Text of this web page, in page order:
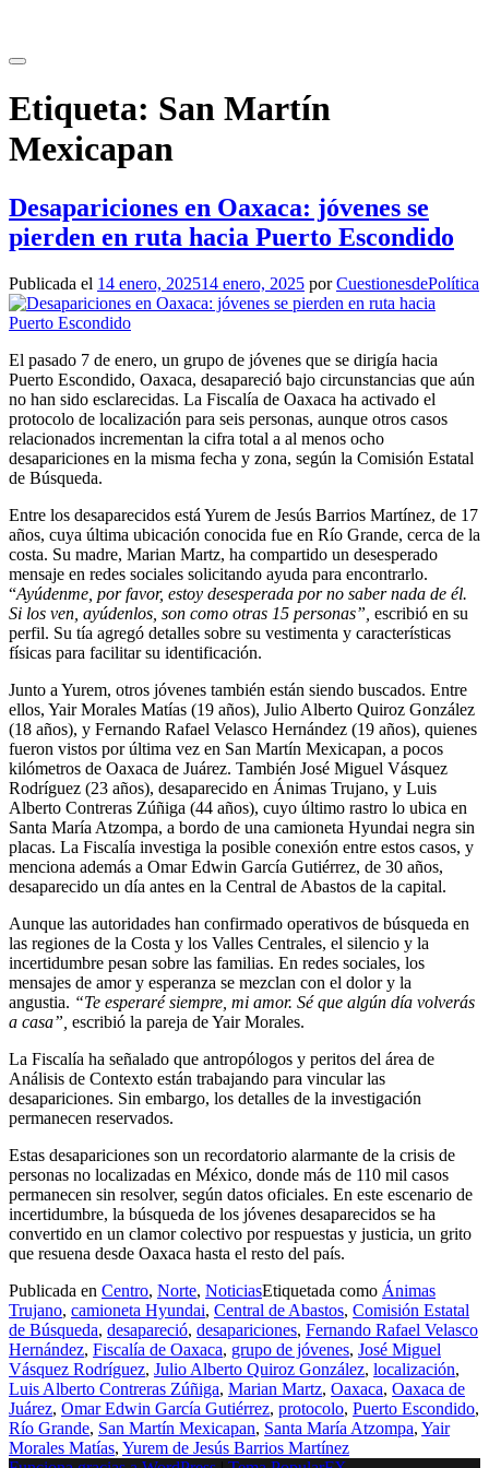
contenido
Etiqueta: San Martín
Mexicapan
Desapariciones en Oaxaca: jóvenes se
pierden en ruta hacia Puerto Escondido
Publicada el 14 enero, 202514 enero, 2025 porCuestionesdePolítica
El pasado 7 de enero, un grupo de jóvenes que se dirigía hacia
Puerto Escondido, Oaxaca, desapareció bajo circunstancias que aún
no han sido esclarecidas. La Fiscalía de Oaxaca ha activado el
protocolo de localización para seis personas, aunque otros casos
relacionados incrementan la cifra total a al menos ocho
desapariciones en la misma fecha y zona, según la Comisión Estatal
de Búsqueda.
Entre los desaparecidos está Yurem de Jesús Barrios Martínez, de 17
años, cuya última ubicación conocida fue en Río Grande, cerca de la
costa. Su madre, Marian Martz, ha compartido un desesperado
mensaje en redes sociales solicitando ayuda para encontrarlo.
“Ayúdenme, por favor, estoy desesperada por no saber nada de él.
Si los ven, ayúdenlos, son como otras 15 personas”, escribió en su
perfil. Su tía agregó detalles sobre su vestimenta y características
físicas para facilitar su identificación.
Junto a Yurem, otros jóvenes también están siendo buscados. Entre
ellos, Yair Morales Matías (19 años), Julio Alberto Quiroz González
(18 años), y Fernando Rafael Velasco Hernández (19 años), quienes
fueron vistos por última vez en San Martín Mexicapan, a pocos
kilómetros de Oaxaca de Juárez. También José Miguel Vásquez
Rodríguez (23 años), desaparecido en Ánimas Trujano, y Luis
Alberto Contreras Zúñiga (44 años), cuyo último rastro lo ubica en
Santa María Atzompa, a bordo de una camioneta Hyundai negra sin
placas. La Fiscalía investiga la posible conexión entre estos casos, y
menciona además a Omar Edwin García Gutiérrez, de 30 años,
desaparecido un día antes en la Central de Abastos de la capital.
Aunque las autoridades han confirmado operativos de búsqueda en
las regiones de la Costa y los Valles Centrales, el silencio y la
incertidumbre pesan sobre las familias. En redes sociales, los
mensajes de amor y esperanza se mezclan con el dolor y la
angustia. “Te esperaré siempre, mi amor. Sé que algún día volverás
a casa”, escribió la pareja de Yair Morales.
La Fiscalía ha señalado que antropólogos y peritos del área de
Análisis de Contexto están trabajando para vincular las
desapariciones. Sin embargo, los detalles de la investigación
permanecen reservados.
Estas desapariciones son un recordatorio alarmante de la crisis de
personas no localizadas en México, donde más de 110 mil casos
permanecen sin resolver, según datos oficiales. En este escenario de
incertidumbre, la búsqueda de los jóvenes desaparecidos se ha
convertido en un clamor colectivo por respuestas y justicia, un grito
que resuena desde Oaxaca hasta el resto del país.
Publicada en Centro, Norte, NoticiasEtiquetada como Ánimas
Trujano, camioneta Hyundai, Central de Abastos, Comisión Estatal
de Búsqueda, desapareció, desapariciones, Fernando Rafael Velasco
Hernández, Fiscalía de Oaxaca, grupo de jóvenes, José Miguel
Vásquez Rodríguez, Julio Alberto Quiroz González, localización,
Luis Alberto Contreras Zúñiga, Marian Martz, Oaxaca, Oaxaca de
Juárez, Omar Edwin García Gutiérrez, protocolo, Puerto Escondido,
Río Grande, San Martín Mexicapan, Santa María Atzompa, Yair
Morales Matías, Yurem de Jesús Barrios Martínez